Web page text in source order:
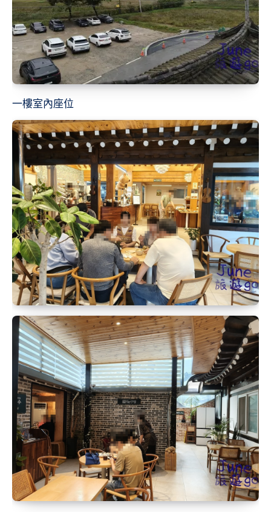
一樓室內座位